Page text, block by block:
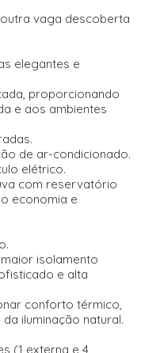
vaga descoberta
elegantes e
proporcionando
e aos ambientes
de ar-condicionado.
elétrico.
com reservatório
economia e
isolamento
e alta
conforto térmico,
iluminação natural.
(1 externa e 4